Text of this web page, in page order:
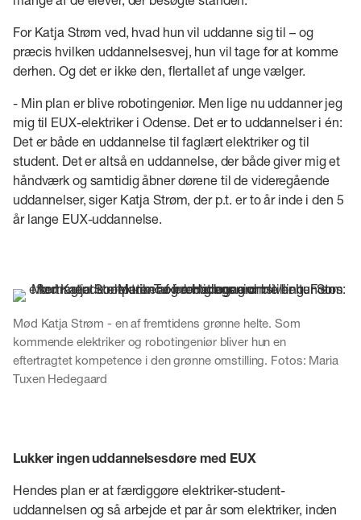
For Katja Strøm ved, hvad hun vil uddanne sig til – og
præcis hvilken uddannelsesvej, hun vil tage for at komme
derhen. Og det er ikke den, flertallet af unge vælger.
- Min plan er blive robotingeniør. Men lige nu uddanner jeg
mig til EUX-elektriker i Odense. Det er to uddannelser i én:
Det er både en uddannelse til faglært elektriker og til
student. Det er altså en uddannelse, der både giver mig et
håndværk og samtidig åbner dørene til de videregående
uddannelser, siger Katja Strøm, der p.t. er to år inde i den 5
år lange EUX-uddannelse.
Mød Katja Strøm - en af fremtidens grønne helte. Som
kommende elektriker og robotingeniør bliver hun en
eftertragtet kompetence i den grønne omstilling. Fotos: Maria
Tuxen Hedegaard
Lukker ingen uddannelsesdøre med EUX
Hendes plan er at færdiggøre elektriker-student-
uddannelsen og så arbejde et par år som elektriker, inden